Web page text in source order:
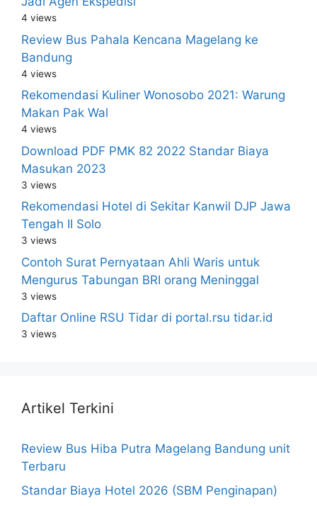
4 views
Review Bus Pahala Kencana Magelang ke
Bandung
4 views
Rekomendasi Kuliner Wonosobo 2021: Warung
Makan Pak Wal
4 views
Download PDF PMK 82 2022 Standar Biaya
Masukan 2023
3 views
Rekomendasi Hotel di Sekitar Kanwil DJP Jawa
Tengah II Solo
3 views
Contoh Surat Pernyataan Ahli Waris untuk
Mengurus Tabungan BRI orang Meninggal
3 views
Daftar Online RSU Tidar di portal.rsu tidar.id
3 views
Artikel Terkini
Review Bus Hiba Putra Magelang Bandung unit
Terbaru
Standar Biaya Hotel 2026 (SBM Penginapan)